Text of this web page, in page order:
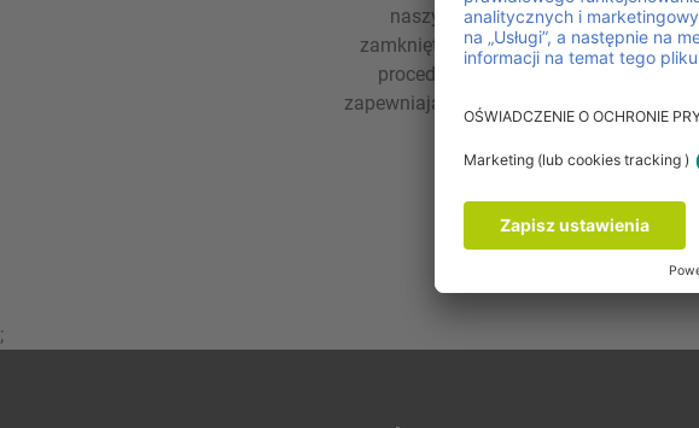
naszych partnerów biznesowych
zamkniętym, a także spójną,
procedury ułatwiają monitorowanie i
zapewniając pełną kontrolę nad
;